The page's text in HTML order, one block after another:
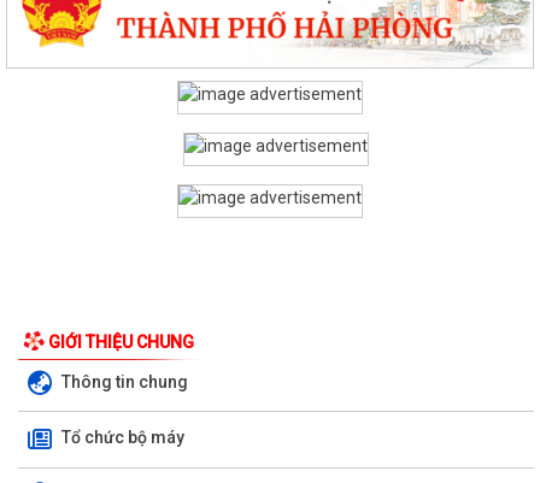
GIỚI THIỆU CHUNG
Thông tin chung
Tổ chức bộ máy